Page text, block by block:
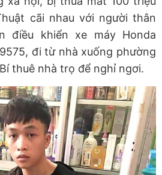
cãi nhau với người thân
điều khiển xe máy Honda
đi từ nhà xuống phường
thuê nhà trọ để nghỉ ngơi.